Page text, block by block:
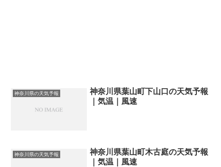
神奈川県の天気予報
神奈川県葉山町下山口の天気予報
｜気温｜風速
神奈川県の天気予報
神奈川県葉山町木古庭の天気予報
｜気温｜風速